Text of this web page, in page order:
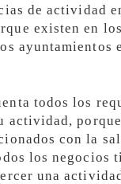
de actividad
existen en
ayuntamientos
todos los
actividad,
con la
los negocios
una